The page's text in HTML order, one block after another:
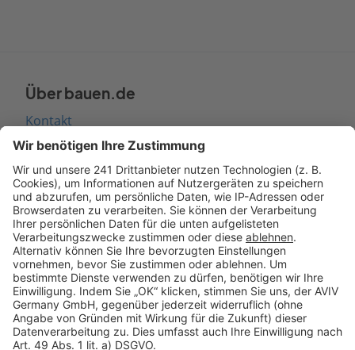
Über bauen.de
Kontakt
Seitenaufbau
Barrierefreiheit
Cookie Einstellungen
Rechtliches
AGB-Übersicht
Datenschutz
Impressum